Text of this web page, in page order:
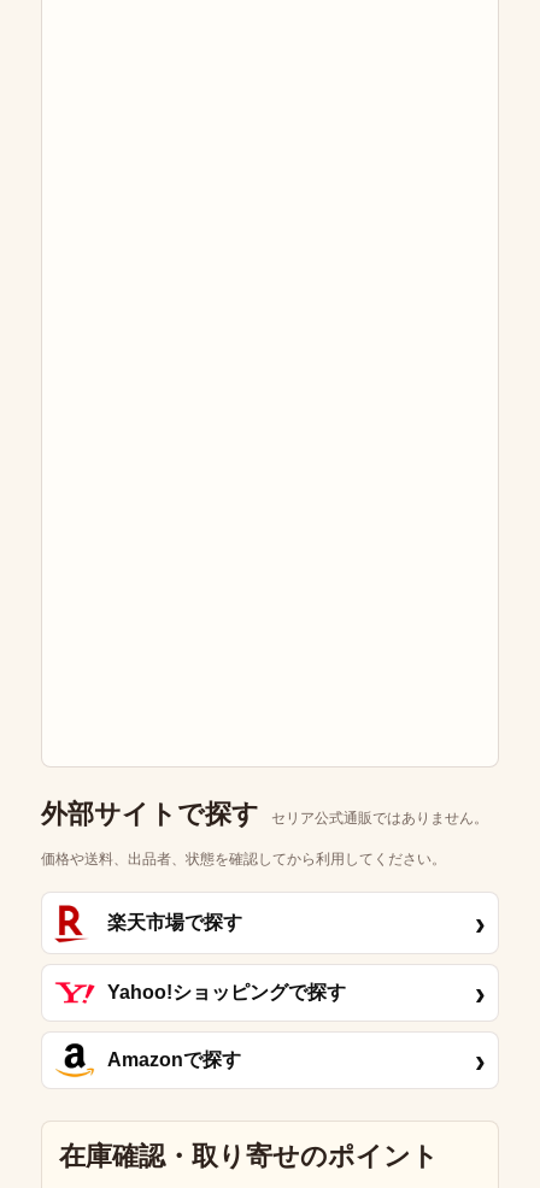
外部サイトで探す セリア公式通販ではありません。
価格や送料、出品者、状態を確認してから利用してください。
楽天市場で探す ›
Yahoo!ショッピングで探す ›
Amazonで探す ›
在庫確認・取り寄せのポイント